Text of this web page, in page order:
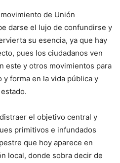
de Unión
darse el lujo de confundirse y
su esencia, ya que hay
pues los ciudadanos ven
este y otros movimientos para
y forma en la vida pública y
el objetivo central y
primitivos e infundados
que hoy aparece en
local, donde sobra decir de